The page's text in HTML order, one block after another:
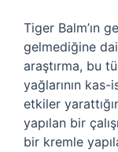
Tiger Balm’ın
gelmediğine
araştırma, bu
yağlarının
etkiler
yapılan bir
bir kremle